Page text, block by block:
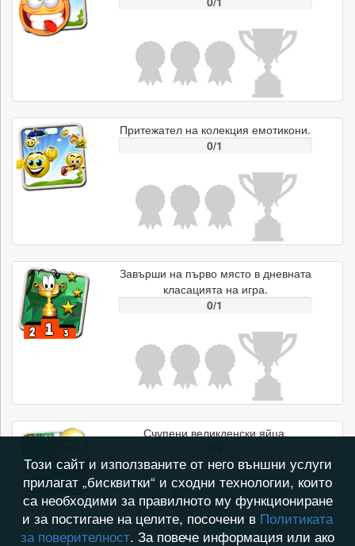
Притежател на колекция емотикони.
0/1
Завърши на първо място в дневната
класацията на игра.
0/1
Счупени великденски яйца.
Този сайт и използваните от него външни услуги
прилагат „бисквитки“ и сходни технологии, които
са необходими за правилното му функциониране
и за постигане на целите, посочени в Политиката
за поверителност. За повече информация или ако